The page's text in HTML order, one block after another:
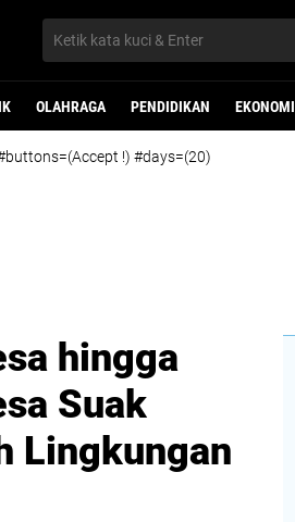
OLAHRAGA PENDIDIKAN EKONOMI
!) #days=(20)
hingga
Suak
Lingkungan